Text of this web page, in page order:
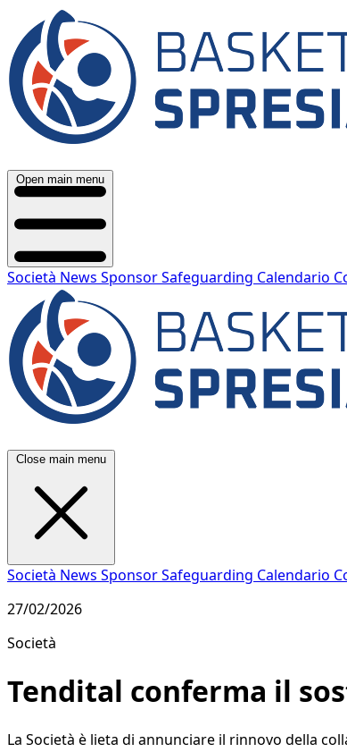
Open main menu
Società News SponsorSafeguarding Calendario
Close main menu
Società News SponsorSafeguarding Calendario
27/02/2026
Società
Tendital conferma il
La Società è lieta di annunciare il rinnovo della